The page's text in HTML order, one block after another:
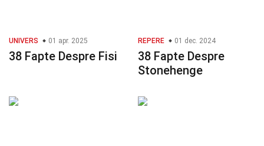
UNIVERS 01 apr. 2025
38 Fapte Despre Fisi
REPERE 01 dec. 2024
38 Fapte Despre
Stonehenge